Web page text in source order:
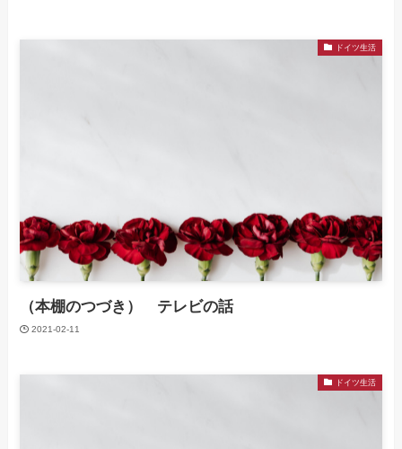
ドイツ生活
（本棚のつづき） テレビの話
2021-02-11
ドイツ生活